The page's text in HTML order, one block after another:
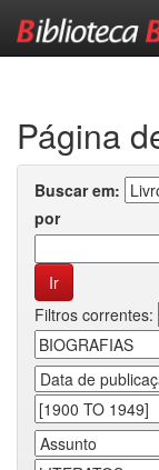
Página
Buscar em:
por
Filtros correntes: